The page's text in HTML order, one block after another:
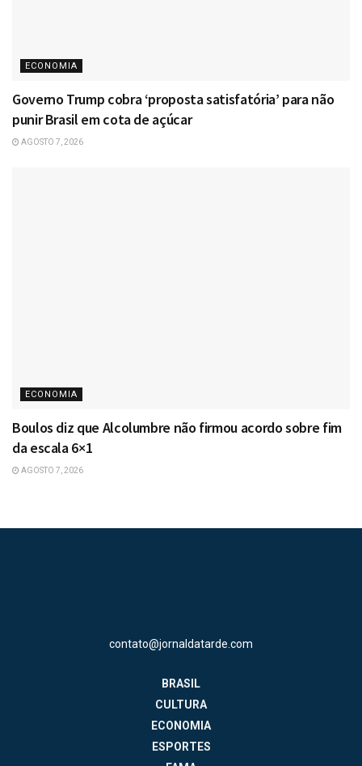
ECONOMIA
Governo Trump cobra ‘proposta satisfatória’ para não
punir Brasil em cota de açúcar
AGOSTO 7, 2026
ECONOMIA
Boulos diz que Alcolumbre não firmou acordo sobre fim
da escala 6×1
AGOSTO 7, 2026
contato@jornaldatarde.com
BRASIL
CULTURA
ECONOMIA
ESPORTES